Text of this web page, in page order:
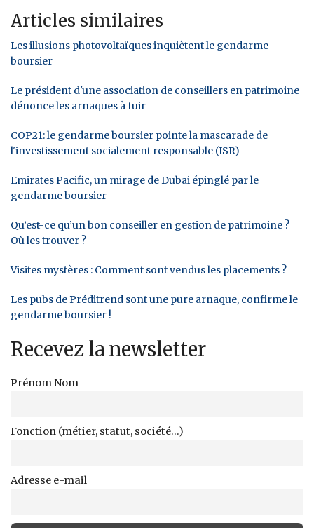
Articles similaires
Les illusions photovoltaïques inquiètent le gendarme
boursier
Le président d'une association de conseillers en patrimoine
dénonce les arnaques à fuir
COP21: le gendarme boursier pointe la mascarade de
l'investissement socialement responsable (ISR)
Emirates Pacific, un mirage de Dubai épinglé par le
gendarme boursier
Qu’est-ce qu’un bon conseiller en gestion de patrimoine ?
Où les trouver ?
Visites mystères : Comment sont vendus les placements ?
Les pubs de Préditrend sont une pure arnaque, confirme le
gendarme boursier !
Recevez la newsletter
Prénom Nom
Fonction (métier, statut, société...)
Adresse e-mail